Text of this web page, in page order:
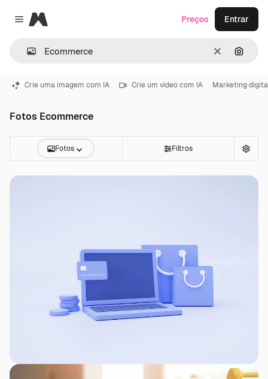
Close menu
Magnific
Limpar
Preços Entrar
Crie uma imagem com IA Crie um vídeo com IA Marketing
Fotos Ecommerce
Fotos Filtros